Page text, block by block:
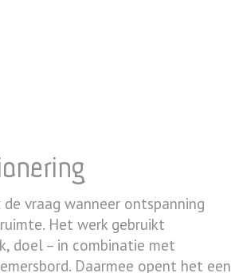
vraag wanneer ontspanning
Het werk gebruikt
doel – in combinatie met
Daarmee opent het een